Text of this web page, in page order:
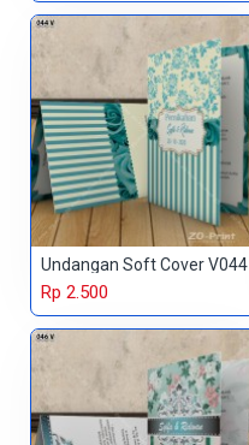
Undangan Soft Cover V044
Rp 2.500